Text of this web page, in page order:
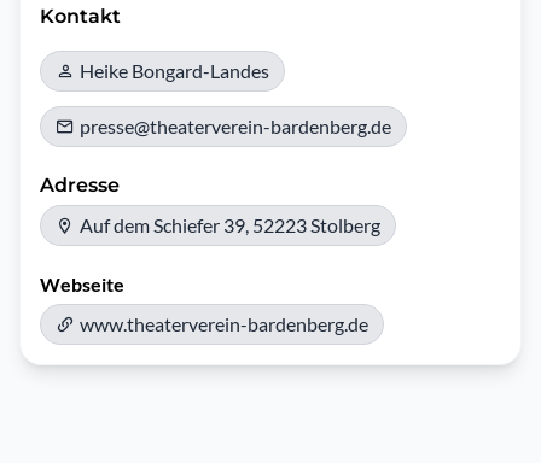
Kontakt
Heike Bongard-Landes
presse@theaterverein-bardenberg.de
Adresse
Auf dem Schiefer 39, 52223 Stolberg
Webseite
www.theaterverein-bardenberg.de